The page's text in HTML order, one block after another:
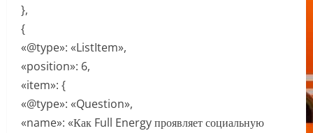
},
{
«@type»: «ListItem»,
«position»: 6,
«item»: {
«@type»: «Question»,
«name»: «Как Full Energy проявляет социальную